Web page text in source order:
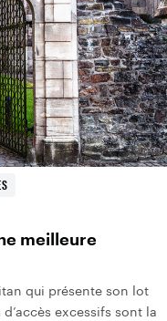
meilleure
qui présente son lot
excessifs sont la